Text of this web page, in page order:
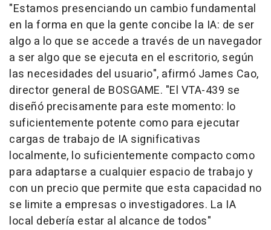
"Estamos presenciando un cambio fundamental
en la forma en que la gente concibe la IA: de ser
algo a lo que se accede a través de un navegador
a ser algo que se ejecuta en el escritorio, según
las necesidades del usuario", afirmó James Cao,
director general de BOSGAME. "El VTA-439 se
diseñó precisamente para este momento: lo
suficientemente potente como para ejecutar
cargas de trabajo de IA significativas
localmente, lo suficientemente compacto como
para adaptarse a cualquier espacio de trabajo y
con un precio que permite que esta capacidad no
se limite a empresas o investigadores. La IA
local debería estar al alcance de todos"